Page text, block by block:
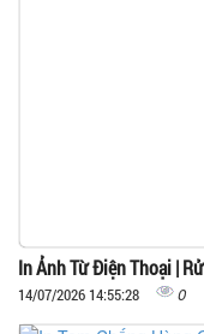
In Ảnh Từ Điện Thoại |
14/07/2026 14:55:28 0